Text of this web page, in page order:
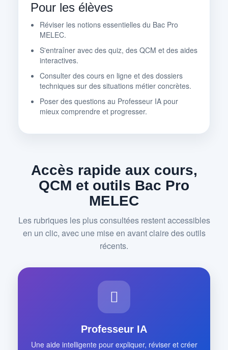
Pour les élèves
Réviser les notions essentielles du Bac Pro
MELEC.
S'entraîner avec des quiz, des QCM et des aides
interactives.
Consulter des cours en ligne et des dossiers
techniques sur des situations métier concrètes.
Poser des questions au Professeur IA pour
mieux comprendre et progresser.
Accès rapide aux cours,
QCM et outils Bac Pro
MELEC
Les rubriques les plus consultées restent accessibles
en un clic, avec une mise en avant claire des outils
récents.
Professeur IA
Une aide intelligente pour expliquer, réviser et créer